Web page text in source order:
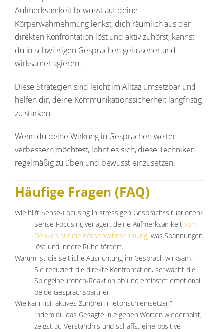
Aufmerksamkeit bewusst auf deine
Körperwahrnehmung lenkst, dich räumlich aus der
direkten Konfrontation löst und aktiv zuhörst, kannst
du in schwierigen Gesprächen gelassener und
wirksamer agieren.
Diese Strategien sind leicht im Alltag umsetzbar und
helfen dir, deine Kommunikationssicherheit langfristig
zu stärken.
Wenn du deine Wirkung in Gesprächen weiter
verbessern möchtest, lohnt es sich, diese Techniken
regelmäßig zu üben und bewusst einzusetzen.
Häufige Fragen (FAQ)
Wie hilft Sense-Focusing in stressigen Gesprächssituationen?
Sense-Focusing verlagert deine Aufmerksamkeit vom
Denken auf die Körperwahrnehmung, was Spannungen
löst und innere Ruhe fördert.
Warum ist die seitliche Ausrichtung im Gespräch wirksam?
Sie reduziert die direkte Konfrontation, schwächt die
Spiegelneuronen-Reaktion ab und entlastet emotional
beide Gesprächspartner.
Wie kann ich aktives Zuhören rhetorisch einsetzen?
Indem du das Gesagte in eigenen Worten wiederholst,
zeigst du Verständnis und schaffst eine positive